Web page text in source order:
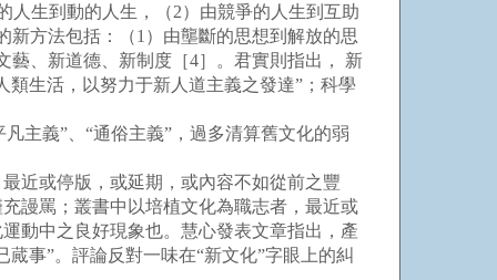
人生到動的人生，（2）由競爭的人生到互助
方法包括：（1）由壟斷的思想到解放的思
藝、新道德、新制度［4］。君實則指出， 新
生活，以努力于新人道主義之發達”；科學
主義”、“通俗主義”，過多清算舊文化的弱
近或停版，或延期，或內容不如從前之豐
謾罵；叢書中以培植文化為職志者，最近或
動中之良好現象也。慧心發表文章指出，產
事”。評論反對一味在“新文化”字眼上的糾